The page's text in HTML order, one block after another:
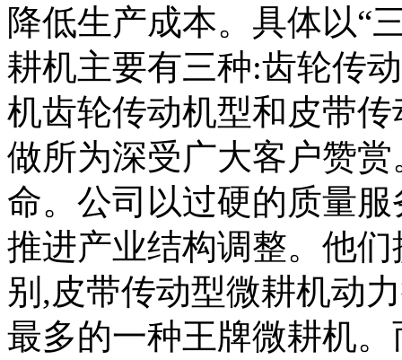
降低生产成本。具体以“
耕机主要有三种:齿轮传
机齿轮传动机型和皮带
做所为深受广大客户赞
命。公司以过硬的质量
推进产业结构调整。他
别,皮带传动型微耕机动
最多的一种王牌微耕机